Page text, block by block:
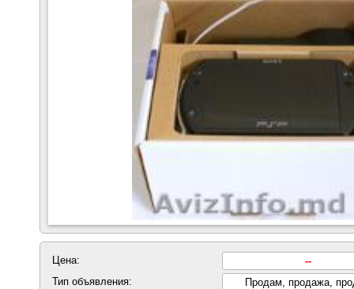
Цена:
--
Тип объявления:
Продам, продажа,